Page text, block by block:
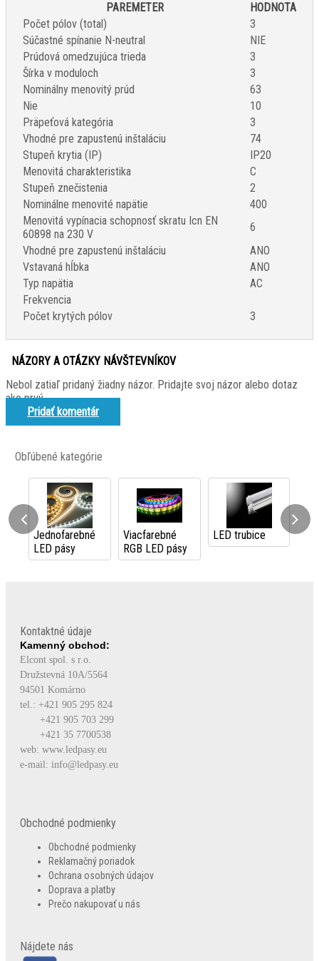
PAREMETER
HODNOTA
Počet pólov (total)
3
Súčastné spínanie N-neutral
NIE
Prúdová omedzujúca trieda
3
Šírka v moduloch
3
Nominálny menovitý prúd
63
Nie
10
Präpeťová kategória
3
Vhodné pre zapustenú inštaláciu
74
Stupeň krytia (IP)
IP20
Menovitá charakteristika
C
Stupeň znečistenia
2
Nominálne menovité napätie
400
Menovitá vypínacia schopnosť skratu Icn EN
60898 na 230 V
6
Vhodné pre zapustenú inštaláciu
ANO
Vstavaná hĺbka
ANO
Typ napätia
AC
Frekvencia
Počet krytých pólov
3
NÁZORY A OTÁZKY NÁVŠTEVNÍKOV
Nebol zatiaľ pridaný žiadny názor. Pridajte svoj názor alebo dotaz
ako prvý.
Pridať komentár
Obľúbené kategórie
Viacfarebné
RGB LED pásy
LED trubice LED reflektory
Kontaktné údaje
Kamenný obchod:
Elcont spol. s r.o.
Družstevná 10A/5564
94501 Komárno
tel.: +421 905 295 824
+421 905 703 299
+421 35 7700538
web: www.ledpasy.eu
e-mail: info@ledpasy.eu
Obchodné podmienky
Obchodné podmienky
Reklamačný poriadok
Ochrana osobných údajov
Doprava a platby
Prečo nakupovať u nás
Nájdete nás